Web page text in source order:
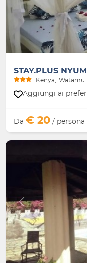
STAY.PLUS
Kenya Watamu
Aggiungi ai
Da € 20 / persona
Indietro